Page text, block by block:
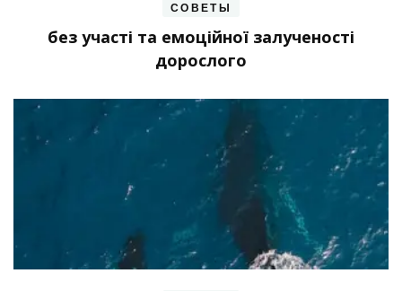
СОВЕТЫ
без участі та емоційної залученості
дорослого